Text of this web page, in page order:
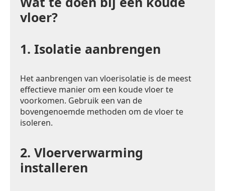
vloer?
1. Isolatie aanbrengen
Het aanbrengen van vloerisolatie is de meest
effectieve manier om een koude vloer te
voorkomen. Gebruik een van de
bovengenoemde methoden om de vloer te
isoleren.
2. Vloerverwarming
installeren